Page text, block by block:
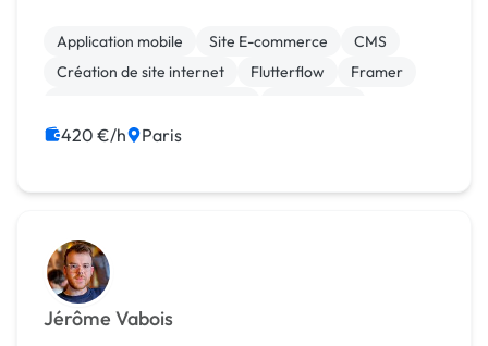
mesure, performants et bien pensés. J’accompag...
Application mobile Site E-commerce
CMS
Création de site internet
Flutterflow
Framer
Webflow
420 €/h Paris
Jérôme Vabois